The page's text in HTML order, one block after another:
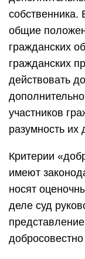
общие
гражданских
гражданских
действовать
участников
разумность их
Критерии
имеют
носят
деле суд